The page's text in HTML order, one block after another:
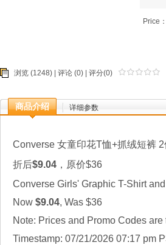
Price：
浏览 (1248) | 评论 (0) | 评分(0)
商品介绍 详细参数
Converse 女童印花T恤+抓绒短裤 2
折后$9.04 ，原价$36
Converse Girls' Graphic T-Shirt
Now $9.04, Was $36
Note: Prices and Promo Codes
Timestamp: 07/21/2026 07:17 pm